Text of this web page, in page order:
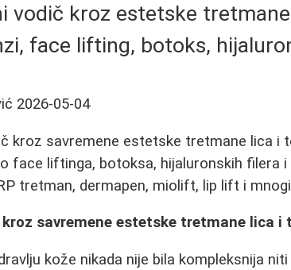
vodič kroz estetske
face lifting, botoks,
2026-05-04
kroz savremene estetske tretmane lica i
face liftinga, botoksa, hijaluronskih filera
tretman, dermapen, miolift, lip lift i
savremene estetske tretmane lica i
kože nikada nije bila kompleksnija